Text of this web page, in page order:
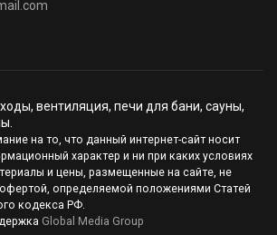
вентиляция, печи для бани, сауны,
на то, что данный интернет-сайт носит
характер и ни при каких условиях
и цены, размещенные на сайте, не
определяемой положениями Статей
кодекса РФ.
Global Media Group